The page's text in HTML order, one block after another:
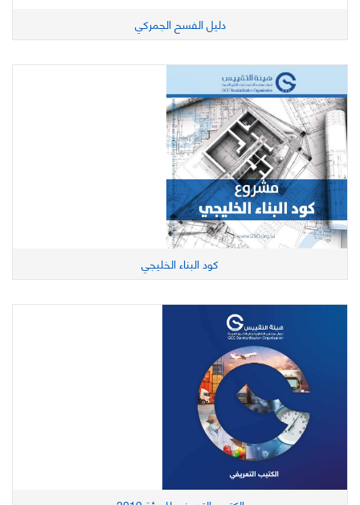
دليل الفسح الجمركي
كود البناء الخليجي